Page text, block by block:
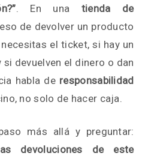
. En una tienda de
de devolver un producto
el ticket, si hay un
devuelven el dinero o dan
habla de responsabilidad
no solo de hacer caja.
más allá y preguntar:
devoluciones de este